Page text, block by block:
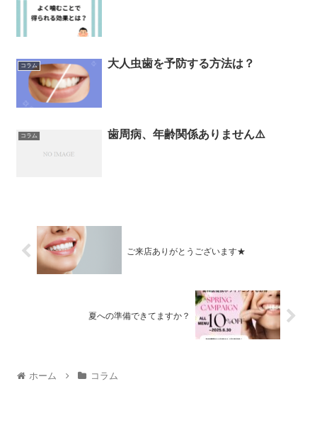
コラム 大人虫歯を予防する方法は？
コラム 歯周病、年齢関係ありません⚠️
ご来店ありがとうございます★
夏への準備できてますか？
ホーム コラム